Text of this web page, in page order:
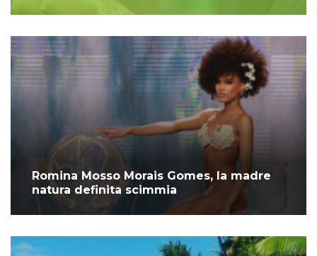
Romina Mosso Morais Gomes, la madre
natura definita scimmia